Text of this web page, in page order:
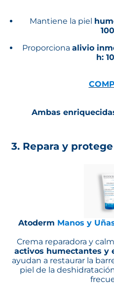
Mantiene la piel
Proporciona alivio
h:
Ambas
3. Repara y protege
Atoderm Manos y
Crema reparadora y
activos humectantes y
ayudan a restaurar la
piel de la